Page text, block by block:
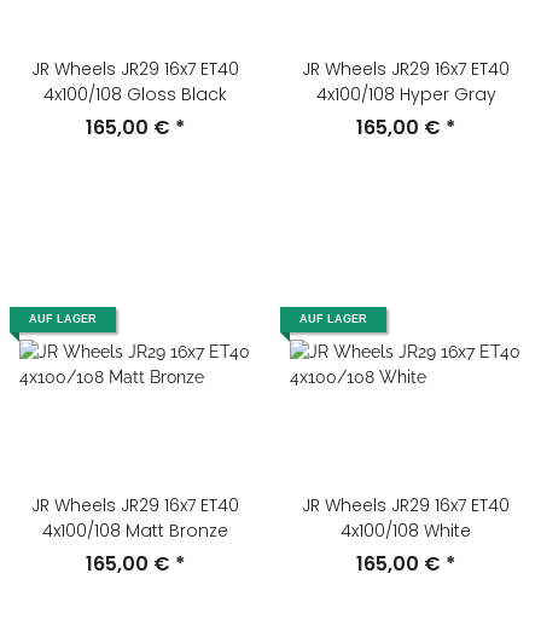
JR Wheels JR29 16x7 ET40
4x100/108 Gloss Black
165,00 € *
JR Wheels JR29 16x7 ET40
4x100/108 Hyper Gray
165,00 € *
AUF LAGER
JR Wheels JR29 16x7 ET40
4x100/108 Matt Bronze
165,00 € *
AUF LAGER
JR Wheels JR29 16x7 ET40
4x100/108 White
165,00 € *